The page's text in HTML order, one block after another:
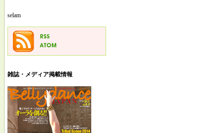
selam
雑誌・メディア掲載情報